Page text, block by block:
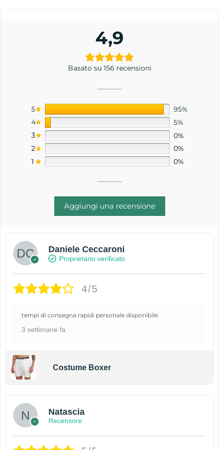
4,9
Basato su 156 recensioni
5
95%
4
5%
3
0%
2
0%
1
0%
Aggiungi una recensione
Daniele Ceccaroni
Proprietario verificato
4/5
tempi di consegna rapidi personale disponibile
3 settimane fa
Costume Boxer
Natascia
Recensore